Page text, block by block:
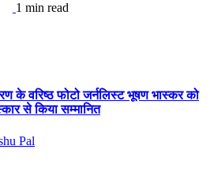
1 min read
के वरिष्ठ फोटो जर्नलिस्ट भूषण भास्कर को
से किया सम्मानित
Pal